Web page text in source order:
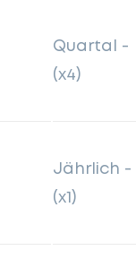
Quartal -
(x4)
Jährlich -
(x1)